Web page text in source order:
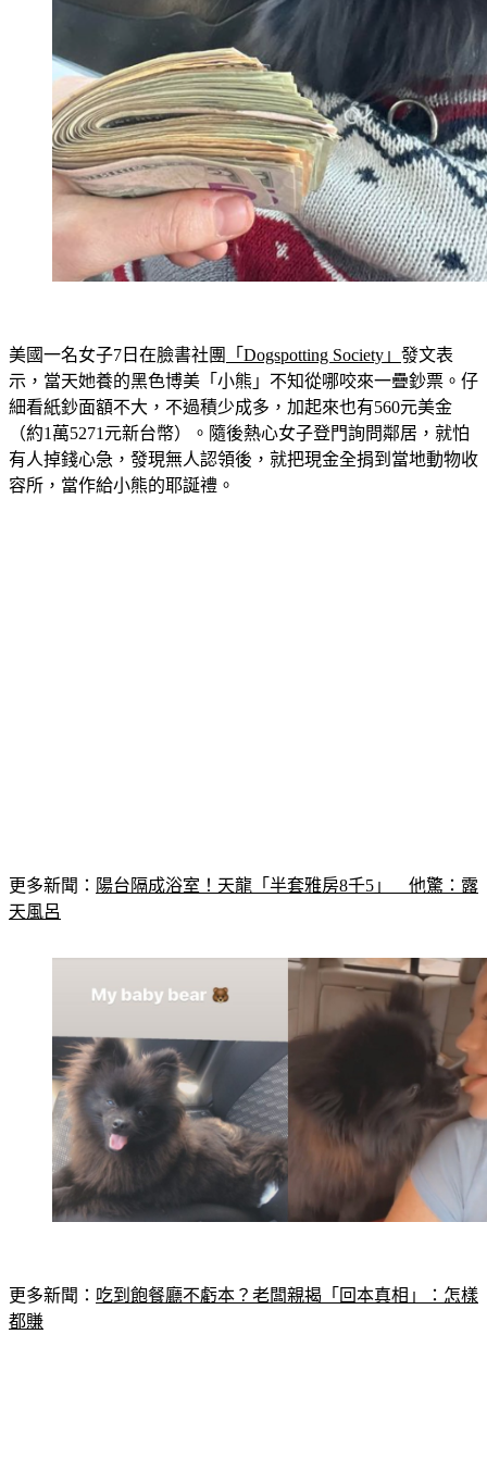
美國一名女子7日在臉書社團 「Dogspotting Society」 發文表
示，當天她養的黑色博美「小熊」不知從哪咬來一疊鈔票。仔
細看紙鈔面額不大，不過積少成多，加起來也有560元美金
（約1萬5271元新台幣）。隨後熱心女子登門詢問鄰居，就怕
有人掉錢心急，發現無人認領後，就把現金全捐到當地動物收
容所，當作給小熊的耶誕禮。
更多新聞： 陽台隔成浴室！天龍「半套雅房8千5」　他驚：露
天風呂
更多新聞： 吃到飽餐廳不虧本？老闆親揭「回本真相」：怎樣
都賺